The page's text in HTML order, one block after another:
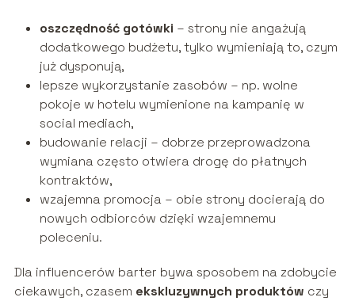
oszczędność gotówki – strony nie angażują
dodatkowego budżetu, tylko wymieniają to, czym
już dysponują,
lepsze wykorzystanie zasobów – np. wolne
pokoje w hotelu wymienione na kampanię w
social mediach,
budowanie relacji – dobrze przeprowadzona
wymiana często otwiera drogę do płatnych
kontraktów,
wzajemna promocja – obie strony docierają do
nowych odbiorców dzięki wzajemnemu
poleceniu.
Dla influencerów barter bywa sposobem na zdobycie
ciekawych, czasem ekskluzywnych produktów czy